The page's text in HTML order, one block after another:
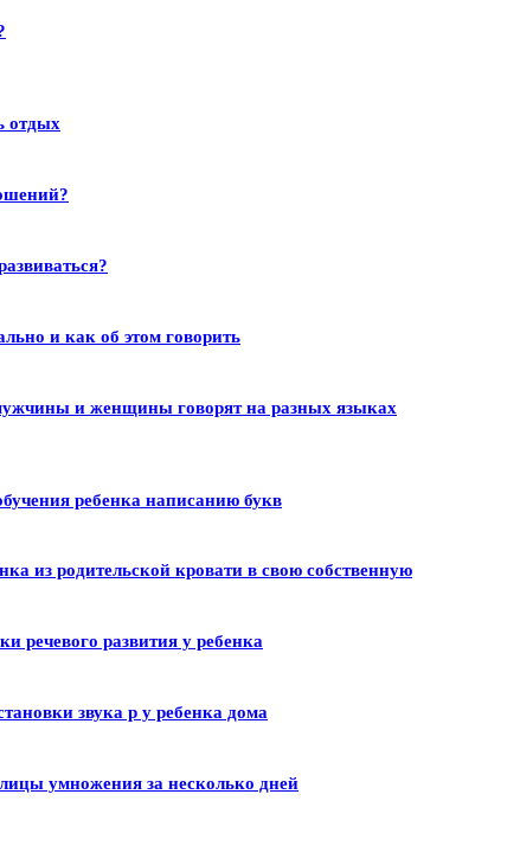
отдых
и как об этом говорить
и женщины говорят на разных языках
ребенка написанию букв
из родительской кровати в свою собственную
речевого развития у ребенка
звука р у ребенка дома
умножения за несколько дней